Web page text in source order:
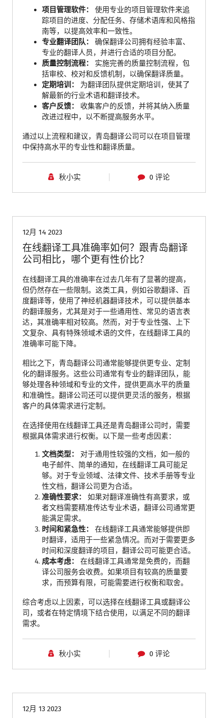
项目管理软件：
使用专业的项目管理软件来追
踪项目的进度、分配任务、存储术语库和风格指
南等，以提高效率和一致性。
专业翻译团队：
确保翻译公司拥有经验丰富、
专业的翻译人员，并进行合适的项目分配。
质量控制流程：
实施完善的质量控制流程，包
括审校、校对和反馈机制，以确保翻译质量。
定期培训：
为翻译团队提供定期培训，使其了
解最新的行业术语和翻译技术。
客户反馈：
收集客户的反馈，并将其纳入质量
改进过程中，以不断提高服务水平。
通过以上流程和建议，青岛翻译公司可以在项目管理
中保持高水平的专业性和翻译质量。
秋小实 0 评论
12月 14 2023
在线翻译工具准确率如何？跟青岛翻译
公司相比，哪个更有性价比？
在线翻译工具的准确率在过去几年有了显著的提高，
但仍然存在一些限制。这类工具，例如谷歌翻译、百
度翻译等，使用了神经机器翻译技术，可以提供基本
的翻译服务，尤其是对于一些通用性、常见的语言表
达，其准确率相对较高。然而，对于专业性强、上下
文复杂、具有特殊领域术语的文件，在线翻译工具的
准确率可能下降。
相比之下，青岛翻译公司通常能够提供更专业、定制
化的翻译服务。这些公司通常有专业的翻译团队，能
够处理各种领域和专业的文件，提供更高水平的质量
和准确性。翻译公司还可以提供更灵活的服务，根据
客户的具体需求进行定制。
在选择使用在线翻译工具还是青岛翻译公司时，需要
根据具体需求进行权衡。以下是一些考虑因素：
文档类型：
对于通用性较强的文档，如一般的
电子邮件、简单的通知，在线翻译工具可能足
够。对于专业领域、法律文件、技术手册等专业
性文档，翻译公司更为合适。
准确性要求：
如果对翻译准确性有高要求，或
者文档需要精准传达专业术语，翻译公司通常更
能满足需求。
时间和紧急性：
在线翻译工具通常能够提供即
时翻译，适用于一些紧急情况。而对于需要更多
时间和深度翻译的项目，翻译公司可能更合适。
成本考虑：
在线翻译工具通常是免费的，而翻
译公司服务会收费。如果项目有较高的质量要
求，而预算有限，可能需要进行权衡和取舍。
综合考虑以上因素，可以选择在线翻译工具或翻译公
司，或者在特定情境下结合使用，以满足不同的翻译
需求。
秋小实 0 评论
12月 13 2023